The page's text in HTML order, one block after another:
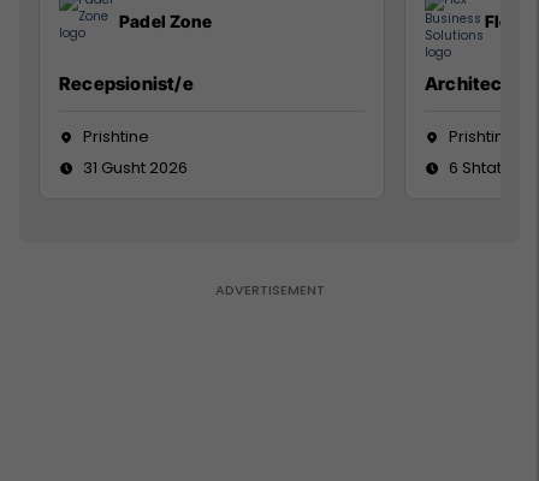
Padel Zone
Recepsionist/e
Prishtine
31 Gusht 2026
Flex
Architect
Prishtinë
6 Shtator